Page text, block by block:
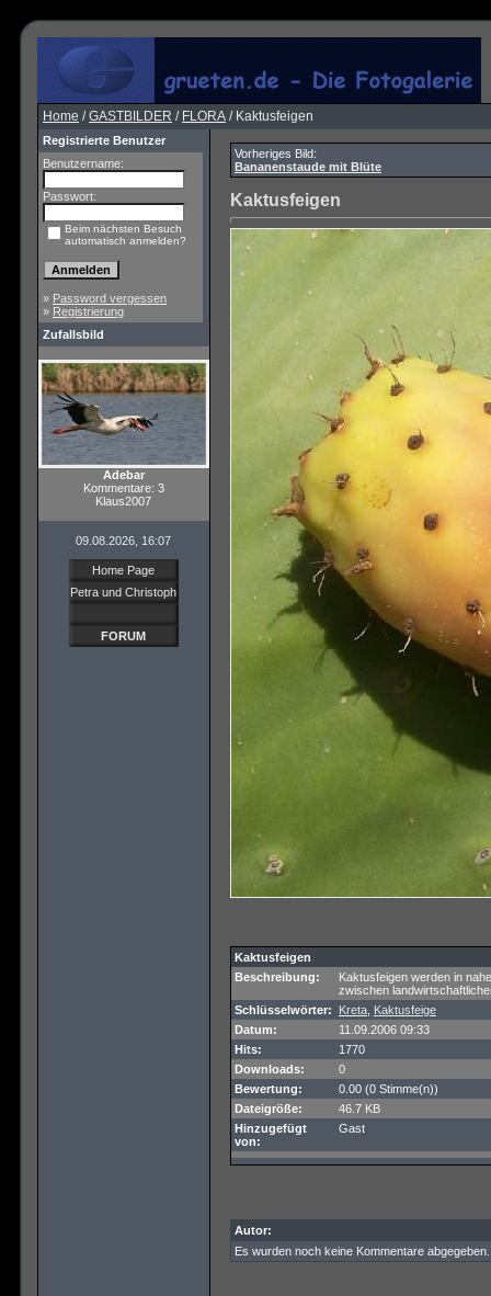
Home /GASTBILDER / FLORA / Kaktusfeigen
Registrierte Benutzer
Benutzername:
Passwort:
Beim nächsten Besuch
automatisch anmelden?
» Password vergessen
» Registrierung
Zufallsbild
Adebar
Kommentare: 3
Klaus2007
09.08.2026, 16:07
Home Page
Petra und Christoph
FORUM
Vorheriges Bild:
Bananenstaude mit Blüte
Kaktusfeigen
Kaktusfeigen
Beschreibung:
Kaktusfeigen werden in
zwischen
Schlüsselwörter:
Kreta Kaktusfeige
Datum:
11.09.2006 09:33
Hits:
1770
Downloads:
0
Bewertung:
0.00 (0 Stimme(n))
Dateigröße:
46.7 KB
Hinzugefügt
von:
Gast
Autor:
Es wurden noch keine Kommentare abgegeben.